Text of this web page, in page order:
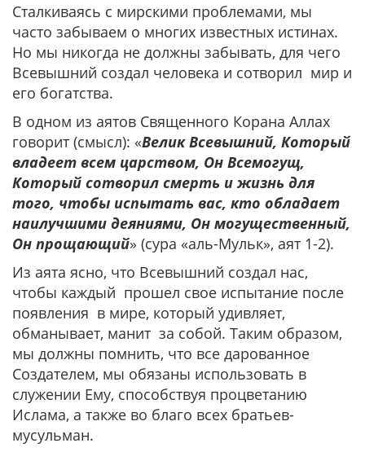
Сталкиваясь c мирскими проблемами, мы
часто забываем о многих известных истинах.
Но мы никогда не должны забывать, для чего
Всевышний создал человека и сотворил мир и
его богатства.
В одном из аятов Священного Корана Аллах
говорит (смысл): «Велик Всевышний, Который
владеет всем царством, Он Всемогущ,
Который сотворил смерть и жизнь для
того, чтобы испытать вас, кто обладает
наилучшими деяниями, Он могущественный,
Он прощающий» (сура «аль-Мульк», аят 1-2).
Из аята ясно, что Всевышний создал нас,
чтобы каждый прошел свое испытание после
появления в мире, который удивляет,
обманывает, манит за собой. Таким образом,
мы должны помнить, что все дарованное
Создателем, мы обязаны использовать в
служении Ему, способствуя процветанию
Ислама, а также во благо всех братьев-
мусульман.